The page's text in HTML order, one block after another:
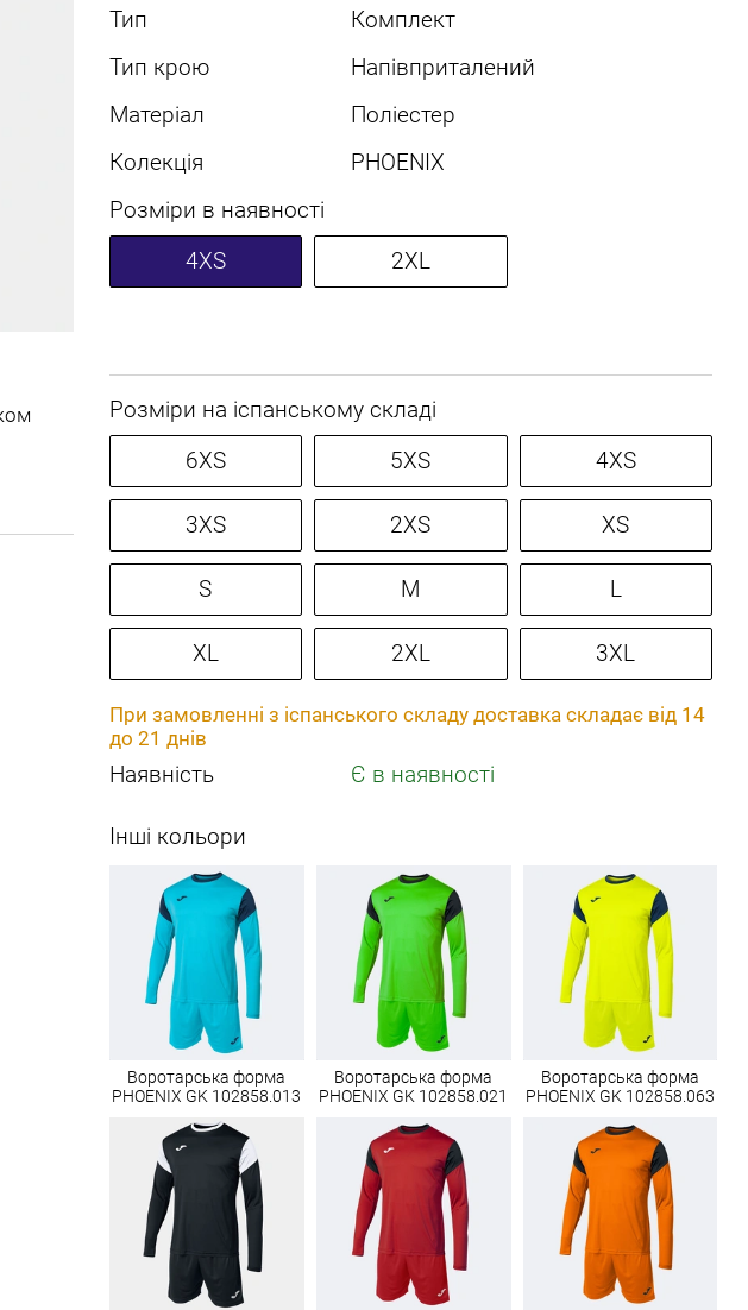
Тип
Комплект
Тип крою
Напівприталений
Матеріал
Поліестер
Колекція
PHOENIX
Розміри в наявності
4XS
2XL
Розміри на іспанському складі
6XS
5XS 4XS
3XS 2XS XS
S M L
XL 2XL 3XL
При замовленні з іспанського складу доставка складає від 14
до 21 днів
Наявність Є в наявності
Інші кольори
Воротарська форма
PHOENIX GK 102858.013
Воротарська форма
PHOENIX GK 102858.021
Воротарська форма
PHOENIX GK 102858.063